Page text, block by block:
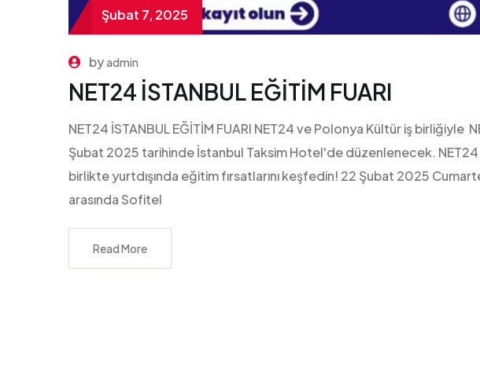
Şubat 7, 2025
byadmin
NET24 İSTANBUL EĞİTİM FUARI
NET24 İSTANBUL EĞİTİM FUARI NET24 ve Polonya Kültür iş birliğiyle
Şubat 2025 tarihinde İstanbul Taksim Hotel'de düzenlenecek. NET24
birlikte yurtdışında eğitim fırsatlarını keşfedin! 22 Şubat 2025
arasında Sofitel
Read More